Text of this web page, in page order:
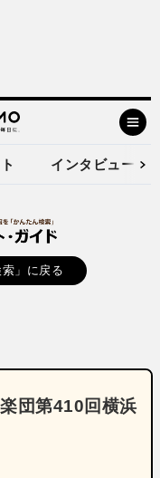
インタビュー
」に戻る
団第410回横浜